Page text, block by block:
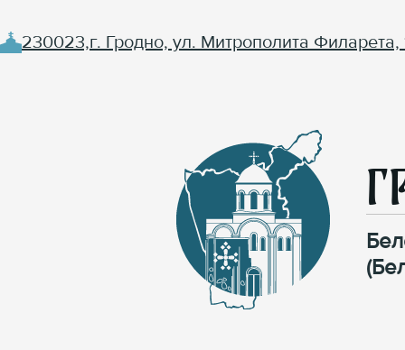
230023,г. Гродно, ул. Митрополита Филарета,